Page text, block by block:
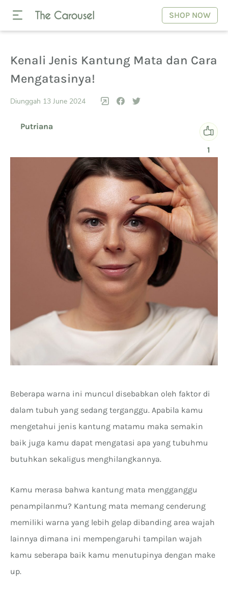
SHOP NOW
Kenali Jenis Kantung Mata dan Cara
Mengatasinya!
Diunggah 13 June 2024
Putriana
1
Beberapa warna ini muncul disebabkan oleh faktor di
dalam tubuh yang sedang terganggu. Apabila kamu
mengetahui jenis kantung matamu maka semakin
baik juga kamu dapat mengatasi apa yang tubuhmu
butuhkan sekaligus menghilangkannya.
Kamu merasa bahwa kantung mata mengganggu
penampilanmu? Kantung mata memang cenderung
memiliki warna yang lebih gelap dibanding area wajah
lainnya dimana ini mempengaruhi tampilan wajah
kamu seberapa baik kamu menutupinya dengan make
up.